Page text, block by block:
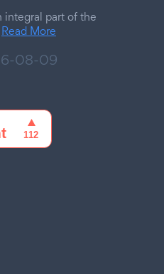
integral part of the
Read More
08-09